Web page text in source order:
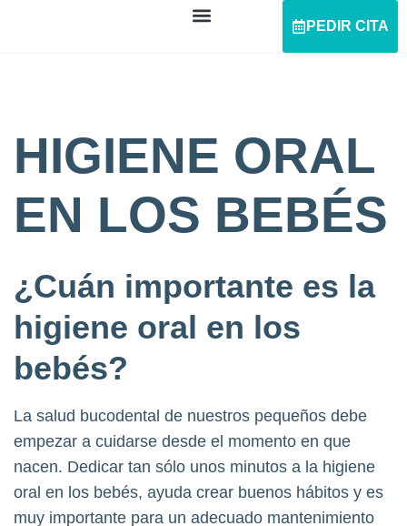
PEDIR CITA
HIGIENE ORAL
EN LOS BEBÉS
¿Cuán importante es la
higiene oral en los
bebés?
La salud bucodental de nuestros pequeños debe
empezar a cuidarse desde el momento en que
nacen. Dedicar tan sólo unos minutos a la higiene
oral en los bebés, ayuda crear buenos hábitos y es
muy importante para un adecuado mantenimiento